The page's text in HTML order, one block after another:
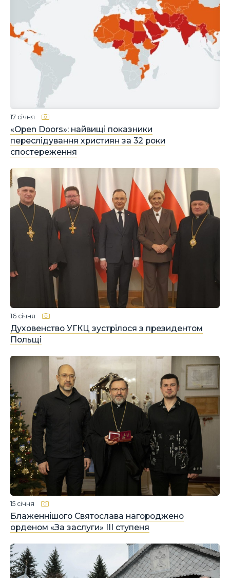
«Open Doors»: найвищі показники
переслідування християн за 32 роки
спостереження
17 січня
Духовенство УГКЦ зустрілося з президентом
Польщі
16 січня
Блаженнішого Святослава нагороджено
орденом «За заслуги» ІІІ ступеня
15 січня